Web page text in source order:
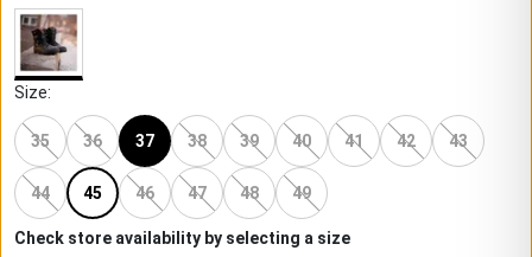
Size:
35 36 37 38 39 40 41 42 43
44 45 46 47 48 49
Check store availability by selecting a size